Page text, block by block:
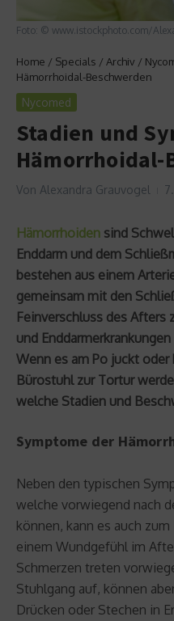
Foto: © www.istockphoto.com/
Home / Specials / Archiv /
Hämorrhoidal-Beschwerden
Nycomed
Stadien und
Hämorrhoidal-
Von Alexandra Grauvogel
Hämorrhoiden sind
Enddarm und dem
bestehen aus einem
gemeinsam mit den
Feinverschluss des Afters
und
Wenn es am Po juckt
Bürostuhl zur Tortur
welche Stadien und
Symptome der
Neben den typischen
welche vorwiegend nach
können, kann es auch
einem Wundgefühl im
Schmerzen treten
Stuhlgang auf, können
Drücken oder Stechen in